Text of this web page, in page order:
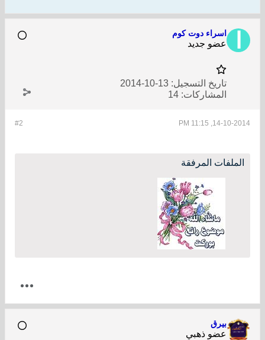
اسراء دوت كوم
عضو جديد
تاريخ التسجيل: 13-10-2014
المشاركات: 14
#2 14-10-2014, 11:15 PM
الملفات المرفقة
بيرق
عضو ذهبي